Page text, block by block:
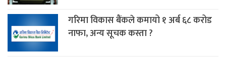
गरिमा विकास बैंकले कमायो १ अर्ब ६८ करोड
नाफा, अन्य सूचक कस्ता ?